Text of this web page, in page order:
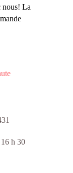
nous! La
h 30